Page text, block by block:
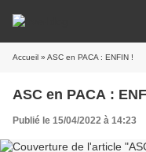
Accueil » ASC en PACA : ENFIN !
ASC en PACA :
Publié le 15/04/2022 à 14:23